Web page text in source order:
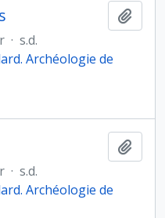
· s.d.
Archéologie de
· s.d.
Archéologie de